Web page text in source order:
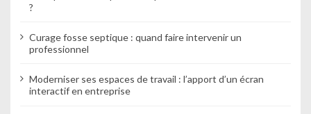
?
Curage fosse septique : quand faire intervenir un
professionnel
Moderniser ses espaces de travail : l’apport d’un écran
interactif en entreprise